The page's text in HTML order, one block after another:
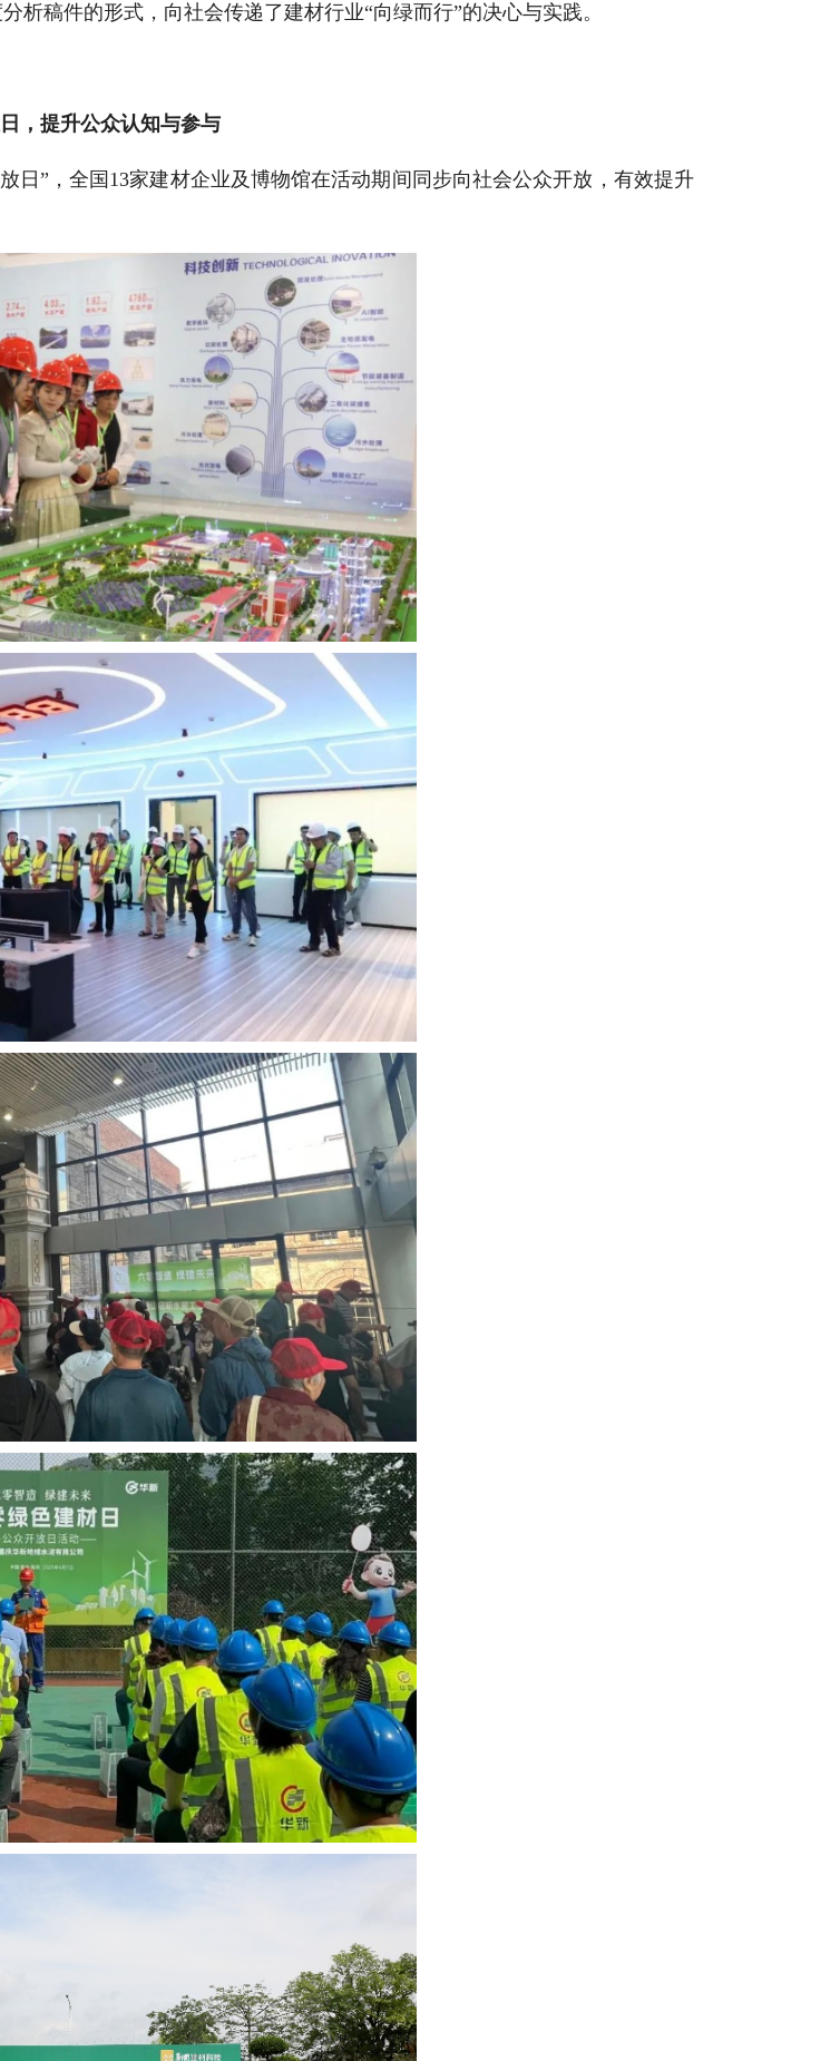
稿件的形式，向社会传递了建材行业“向绿而行”的决心与实践。
，提升公众认知与参与
日”，全国13家建材企业及博物馆在活动期间同步向社会公众开放，有效提升